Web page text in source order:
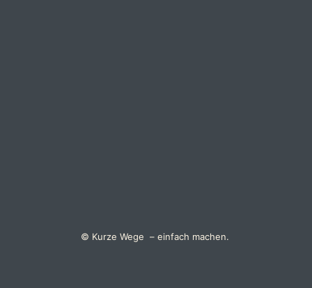
© Kurze Wege – einfach machen.